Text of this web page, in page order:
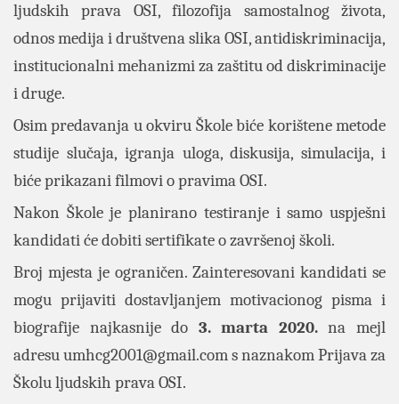
ljudskih prava OSI, filozofija samostalnog života,
odnos medija i društvena slika OSI, antidiskriminacija,
institucionalni mehanizmi za zaštitu od diskriminacije
i druge.
Osim predavanja u okviru Škole biće korištene metode
studije slučaja, igranja uloga, diskusija, simulacija, i
biće prikazani filmovi o pravima OSI.
Nakon Škole je planirano testiranje i samo uspješni
kandidati će dobiti sertifikate o završenoj školi.
Broj mjesta je ograničen. Zainteresovani kandidati se
mogu prijaviti dostavljanjem motivacionog pisma i
biografije najkasnije do 3. marta 2020.na mejl
adresuumhcg2001@gmail.coms naznakom Prijava za
Školu ljudskih prava OSI.